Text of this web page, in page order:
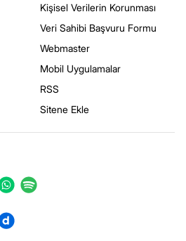
Kişisel Verilerin Korunması
Veri Sahibi Başvuru Formu
Webmaster
Mobil Uygulamalar
RSS
Sitene Ekle